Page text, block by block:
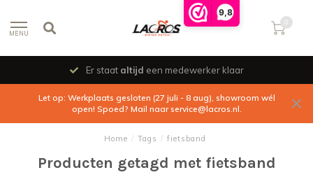
9,8
MENU
0
Er staat altijd een medewerker klaar
Let op: Werkplaats gesloten (27 juli - 8 aug), showroom wél
open! Spoed? Mail naarservice@lacros.nl.
Home / Tags / fietsband
Producten getagd met fietsband